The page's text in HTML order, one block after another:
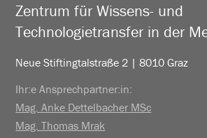
Zentrum für Wissens- und
Technologietransfer in der
Neue Stiftingtalstraße 2 | 8010 Graz
Ihr:e Ansprechpartner:in:
Mag. Anke Dettelbacher MSc
Mag. Thomas Mrak